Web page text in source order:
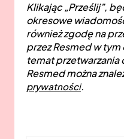
Klikając „Prześlij”,
okresowe
również zgodę na
przez Resmed w
temat przetwarzania
Resmed można
prywatności.